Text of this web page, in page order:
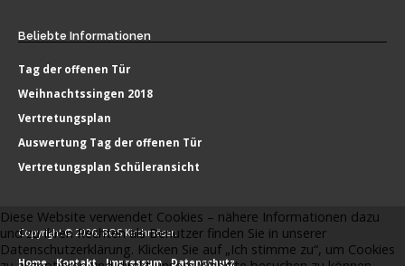
Beliebte Informationen
Tag der offenen Tür
Weihnachtssingen 2018
Vertretungsplan
Auswertung Tag der offenen Tür
Vertretungsplan Schüleransicht
Copyright © 2026. BOS Kirchmöser.
Home Kontakt Impressum Datenschutz
Diese Website verwendet Cookies – nähere Informationen dazu
und zu Ihren Rechten als Benutzer finden Sie in unserer
Datenschutzerklärung. Klicken Sie auf „Ich stimme zu“, um Cookies